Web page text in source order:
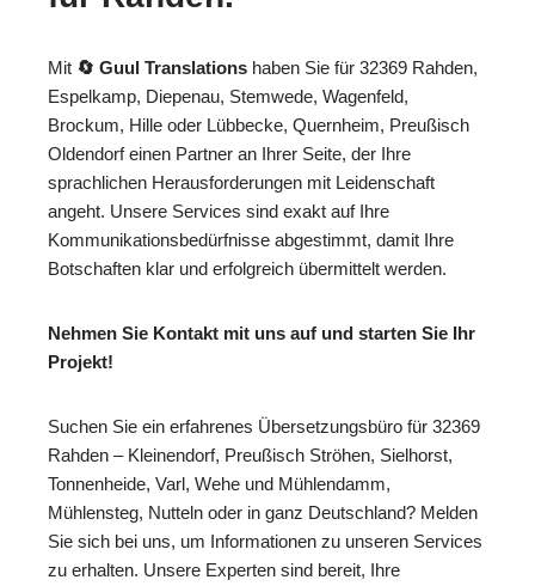
Mit 🔄 Guul Translations haben Sie für 32369 Rahden,
Espelkamp, Diepenau, Stemwede, Wagenfeld,
Brockum, Hille oder Lübbecke, Quernheim, Preußisch
Oldendorf einen Partner an Ihrer Seite, der Ihre
sprachlichen Herausforderungen mit Leidenschaft
angeht. Unsere Services sind exakt auf Ihre
Kommunikationsbedürfnisse abgestimmt, damit Ihre
Botschaften klar und erfolgreich übermittelt werden.
Nehmen Sie Kontakt mit uns auf und starten Sie Ihr
Projekt!
Suchen Sie ein erfahrenes Übersetzungsbüro für 32369
Rahden – Kleinendorf, Preußisch Ströhen, Sielhorst,
Tonnenheide, Varl, Wehe und Mühlendamm,
Mühlensteg, Nutteln oder in ganz Deutschland? Melden
Sie sich bei uns, um Informationen zu unseren Services
zu erhalten. Unsere Experten sind bereit, Ihre